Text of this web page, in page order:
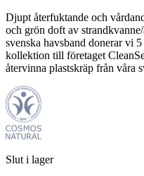
Djupt återfuktande och
och grön doft av
svenska havsband donerar vi
kollektion till företaget
återvinna plastskräp från våra
Slut i lager